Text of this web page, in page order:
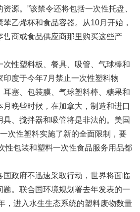
源。”该禁令还将包括一次性托盘、
乙烯杯和食品容器。从10月开始，
售商或食品供应商那里购买这些产
次性塑料板、餐具、吸管、气球棒和
印度于今年7月禁止一次性塑料物
耳塞、包装膜、气球塑料棒、糖果和
月晚些时候，在加拿大，制造和进口
具、搅拌器和吸管将是非法的。美国
次性塑料实施了新的全面限制，要
性包装和塑料一次性食品服务用品都
国政府不迅速采取行动，世界将面临
题。联合国环境规划署去年发表的一
，进入水生生态系统的塑料废物数量